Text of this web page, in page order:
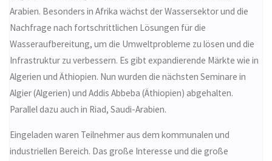
Arabien. Besonders in Afrika wächst der Wassersektor und die
Nachfrage nach fortschrittlichen Lösungen für die
Wasseraufbereitung, um die Umweltprobleme zu lösen und die
Infrastruktur zu verbessern. Es gibt expandierende Märkte wie in
Algerien und Äthiopien. Nun wurden die nächsten Seminare in
Algier (Algerien) und Addis Abbeba (Äthiopien) abgehalten.
Parallel dazu auch in Riad, Saudi-Arabien.
Eingeladen waren Teilnehmer aus dem kommunalen und
industriellen Bereich. Das große Interesse und die große